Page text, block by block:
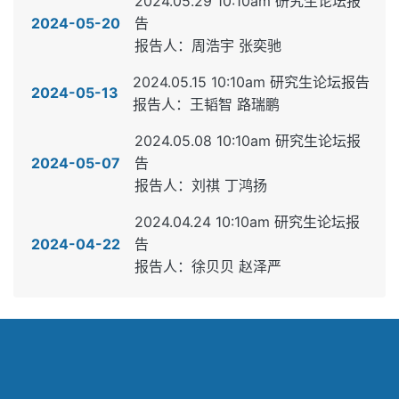
2024-05-20
告
报告人：周浩宇 张奕驰
2024-05-13
2024.05.15 10:10am 研究生论坛报告
报告人：王韬智 路瑞鹏
2024-05-07
2024.05.08 10:10am 研究生论坛报
告
报告人：刘祺 丁鸿扬
2024-04-22
2024.04.24 10:10am 研究生论坛报
告
报告人：徐贝贝 赵泽严